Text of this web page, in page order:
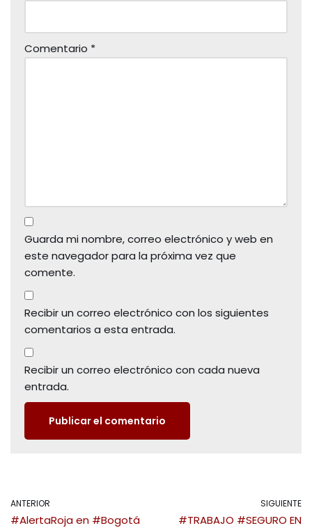
Comentario *
Guarda mi nombre, correo electrónico y web en
este navegador para la próxima vez que
comente.
Recibir un correo electrónico con los siguientes
comentarios a esta entrada.
Recibir un correo electrónico con cada nueva
entrada.
ANTERIOR
#AlertaRoja en #Bogotá
SIGUIENTE
#TRABAJO #SEGURO EN